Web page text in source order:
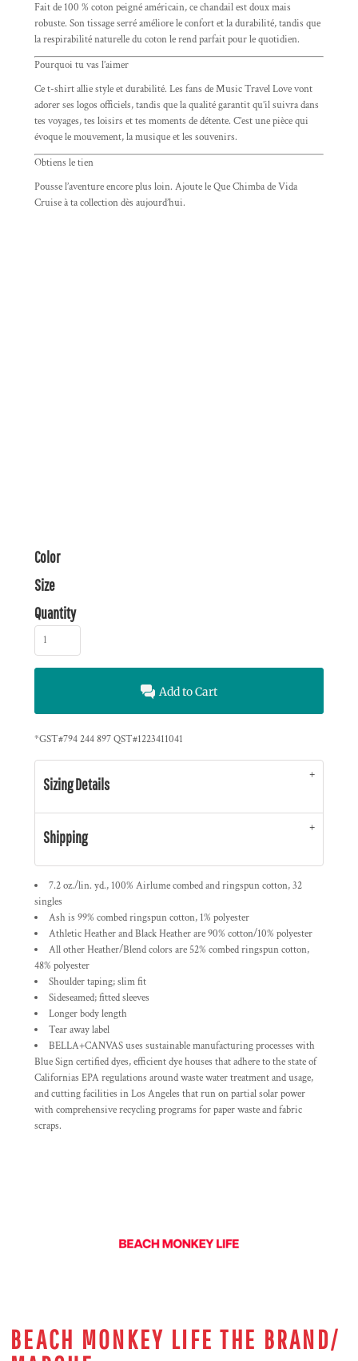
Fait de 100 % coton peigné américain, ce chandail est doux mais
robuste. Son tissage serré améliore le confort et la durabilité, tandis que
la respirabilité naturelle du coton le rend parfait pour le quotidien.
Pourquoi tu vas l’aimer
Ce t-shirt allie style et durabilité. Les fans de Music Travel Love vont
adorer ses logos officiels, tandis que la qualité garantit qu’il suivra dans
tes voyages, tes loisirs et tes moments de détente. C’est une pièce qui
évoque le mouvement, la musique et les souvenirs.
Obtiens le tien
Pousse l’aventure encore plus loin. Ajoute le Que Chimba de Vida
Cruise à ta collection dès aujourd’hui.
Color
Size
Quantity
Add to Cart
*GST#794 244 897 QST#1223411041
Sizing Details
Shipping
7.2 oz./lin. yd., 100% Airlume combed and ringspun cotton, 32
singles
Ash is 99% combed ringspun cotton, 1% polyester
Athletic Heather and Black Heather are 90% cotton/10% polyester
All other Heather/Blend colors are 52% combed ringspun cotton,
48% polyester
Shoulder taping; slim fit
Sideseamed; fitted sleeves
Longer body length
Tear away label
BELLA+CANVAS uses sustainable manufacturing processes with
Blue Sign certified dyes, efficient dye houses that adhere to the state of
Californias EPA regulations around waste water treatment and usage,
and cutting facilities in Los Angeles that run on partial solar power
with comprehensive recycling programs for paper waste and fabric
scraps.
BEACH MONKEY LIFE THE BRAND/